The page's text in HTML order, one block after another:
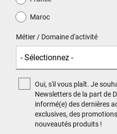
Maroc
Métier / Domaine d'activité
Oui, s'il vous plaît. Je
Newsletters de la part de
informé(e) des dernières
exclusives, des
nouveautés produits !